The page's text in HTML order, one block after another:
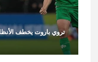
تروي باروت يخطف